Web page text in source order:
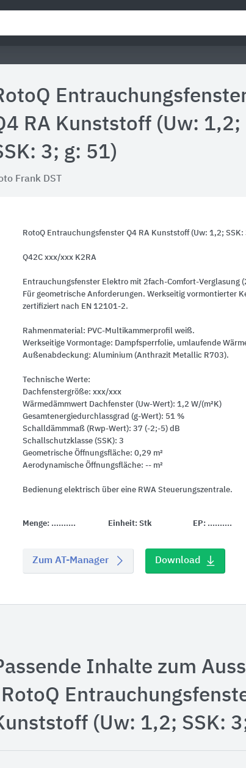
RA Kunststoff (Uw: 1,2;
3; g: 51)
Frank DST
RotoQ Entrauchungsfenster Q4 RA Kunststoff (Uw: 1,2; SSK:
Q42C xxx/xxx K2RA
Entrauchungsfenster Elektro mit 2fach-Comfort-Verglasung
Für geometrische Anforderungen. Werkseitig vormontierter
zertifiziert nach EN 12101-2.
Rahmenmaterial: PVC-Multikammerprofil weiß.
Werkseitige Vormontage: Dampfsperrfolie, umlaufende
Außenabdeckung: Aluminium (Anthrazit Metallic R703).
Technische Werte:
Dachfenstergröße: xxx/xxx
Wärmedämmwert Dachfenster (Uw-Wert): 1,2 W/(m²K)
Gesamtenergiedurchlassgrad (g-Wert): 51 %
Schalldämmmaß (Rwp-Wert): 37 (-2;-5) dB
Schallschutzklasse (SSK): 3
Geometrische Öffnungsfläche: 0,29 m²
Aerodynamische Öffnungsfläche: -- m²
Bedienung elektrisch über eine RWA Steuerungszentrale.
Menge: .......... Einheit: Stk EP: ..........
Zum AT-Manager Download
Inhalte zum
(Uw: 1,2; SSK: